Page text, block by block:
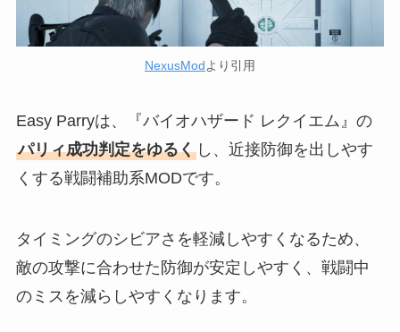
NexusModより引用
Easy Parryは、『バイオハザード レクイエム』の
パリィ成功判定をゆるくし、近接防御を出しやす
くする戦闘補助系MODです。
タイミングのシビアさを軽減しやすくなるため、
敵の攻撃に合わせた防御が安定しやすく、戦闘中
のミスを減らしやすくなります。